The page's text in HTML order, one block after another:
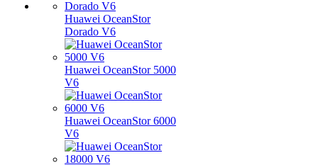
Huawei OceanStor
Dorado V6
Huawei OceanStor 5000
V6
Huawei OceanStor 6000
V6